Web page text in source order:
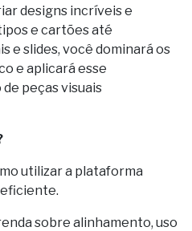
designs incríveis e
e cartões até
e slides, você dominará os
e aplicará esse
peças visuais
utilizar a plataforma
sobre alinhamento, uso